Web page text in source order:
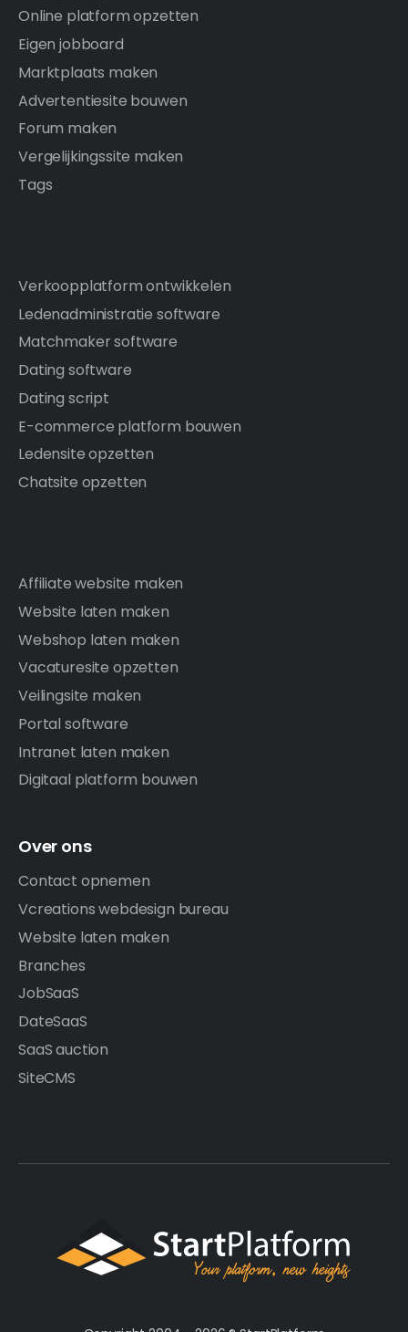
Online platform opzetten
Eigen jobboard
Marktplaats maken
Advertentiesite bouwen
Forum maken
Vergelijkingssite maken
Tags
Verkoopplatform ontwikkelen
Ledenadministratie software
Matchmaker software
Dating software
Dating script
E-commerce platform bouwen
Ledensite opzetten
Chatsite opzetten
Affiliate website maken
Website laten maken
Webshop laten maken
Vacaturesite opzetten
Veilingsite maken
Portal software
Intranet laten maken
Digitaal platform bouwen
Over ons
Contact opnemen
Vcreations webdesign bureau
Website laten maken
Branches
JobSaaS
DateSaaS
SaaS auction
SiteCMS